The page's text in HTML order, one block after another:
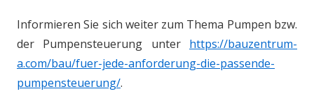
Informieren Sie sich weiter zum Thema Pumpen bzw.
der Pumpensteuerung unter https://bauzentrum-
a.com/bau/fuer-jede-anforderung-die-passende-
pumpensteuerung/.